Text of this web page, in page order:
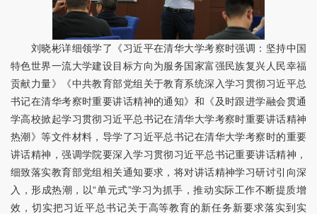
刘晓彬详细领学了《习近平在清华大学考察时强调：坚持中国
特色世界一流大学建设目标方向为服务国家富强民族复兴人民幸福
贡献力量》《中共教育部党组关于教育系统深入学习贯彻习近平总
书记在清华考察时重要讲话精神的通知》和《及时跟进学融会贯通
学高校掀起学习贯彻习近平总书记在清华大学考察时重要讲话精神
热潮》等文件材料，导学了习近平总书记在清华大学考察时的重要
讲话精神，强调学院要深入学习贯彻习近平总书记重要讲话精神，
细致落实教育部党组相关通知要求，将对讲话精神学习研讨引向深
入，形成热潮，以“单元式”学习为抓手，推动实际工作不断提质增
效，切实把习近平总书记关于高等教育的新任务新要求落实到实